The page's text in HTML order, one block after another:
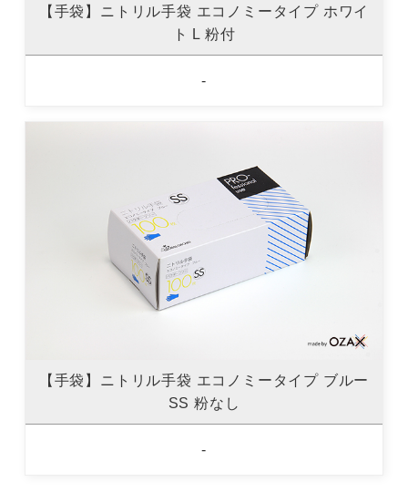
【手袋】ニトリル手袋 エコノミータイプ ホワイ
ト L 粉付
-
【手袋】ニトリル手袋 エコノミータイプ ブルー
SS 粉なし
-